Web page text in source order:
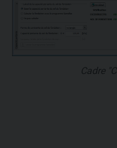
Cadre